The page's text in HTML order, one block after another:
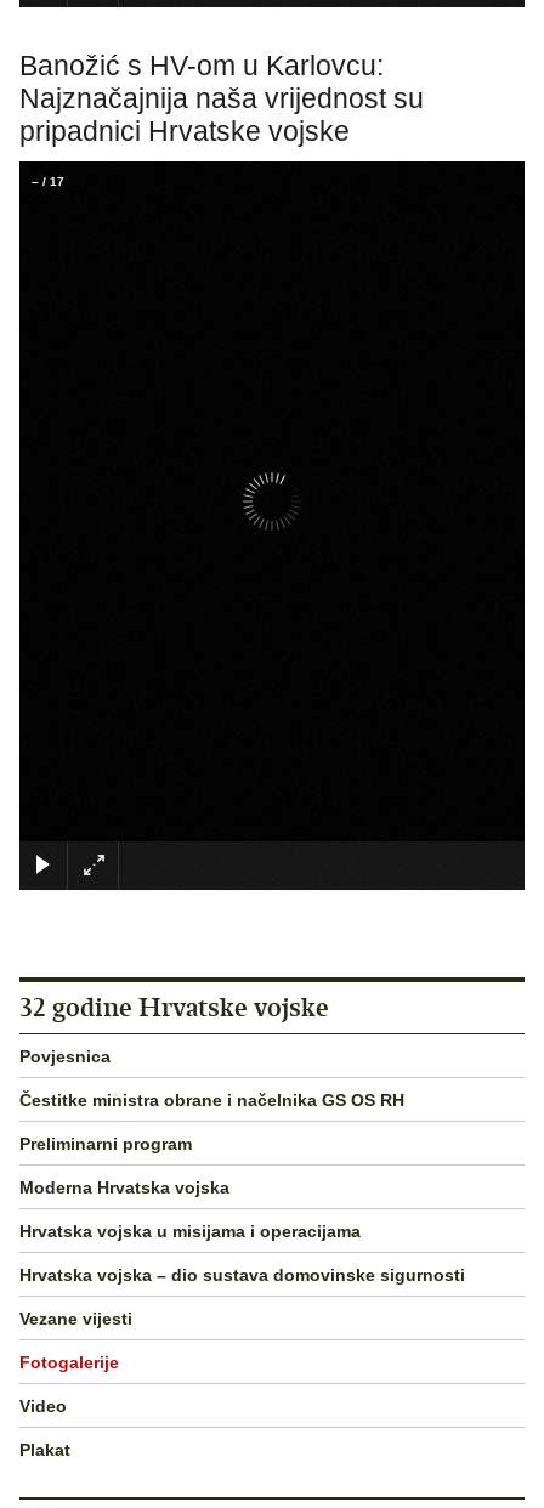
Banožić s HV-om u Karlovcu:
Najznačajnija naša vrijednost su
pripadnici Hrvatske vojske
– / 17
32 godine Hrvatske vojske
Povjesnica
Čestitke ministra obrane i načelnika GS OS RH
Preliminarni program
Moderna Hrvatska vojska
Hrvatska vojska u misijama i operacijama
Hrvatska vojska – dio sustava domovinske sigurnosti
Vezane vijesti
Fotogalerije
Video
Plakat